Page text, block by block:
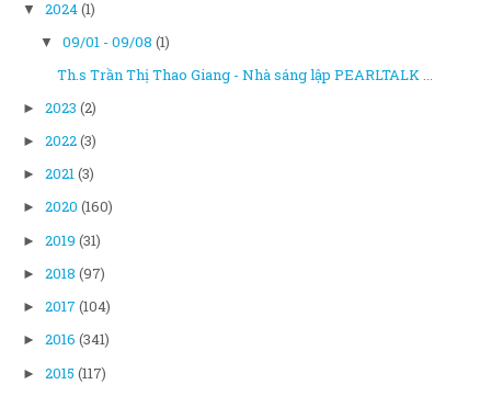
▼ 2024(1)
▼ 09/01 - 09/08 (1)
Th.s Trần Thị Thao Giang - Nhà sáng lập PEARLTALK ...
► 2023 (2)
► 2022(3)
► 2021(3)
► 2020 (160)
► 2019 (31)
► 2018 (97)
► 2017 (104)
► 2016 (341)
► 2015 (117)